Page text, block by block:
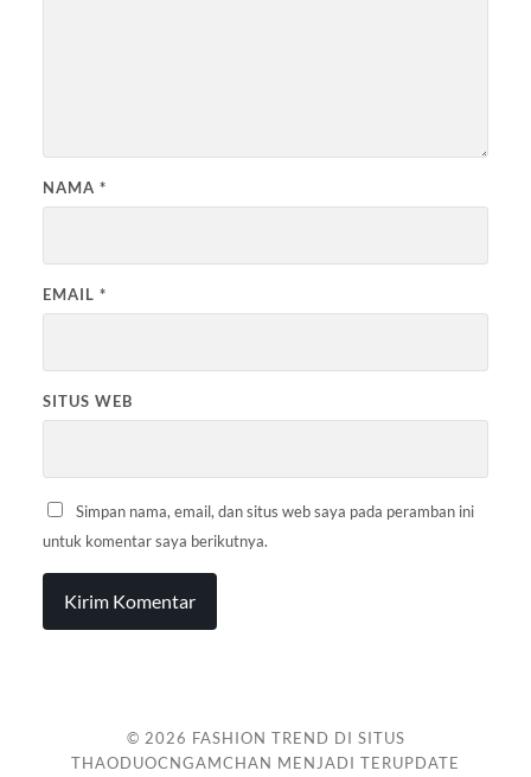
NAMA *
EMAIL *
SITUS WEB
Simpan nama, email, dan situs web saya pada peramban ini
untuk komentar saya berikutnya.
© 2026 FASHION TREND DI SITUS
THAODUOCNGAMCHAN MENJADI TERUPDATE